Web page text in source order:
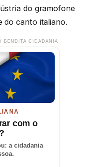
do gramofone
do canto italiano.
BENDITA CIDADANIA
com o
a cidadania